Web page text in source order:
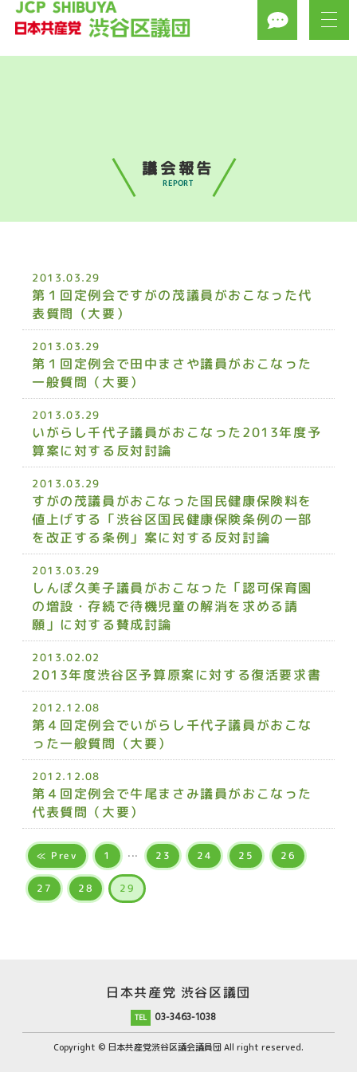
議会報告
REPORT
2013.03.29
第１回定例会ですがの茂議員がおこなった代
表質問（大要）
2013.03.29
第１回定例会で田中まさや議員がおこなった
一般質問（大要）
2013.03.29
いがらし千代子議員がおこなった2013年度予
算案に対する反対討論
2013.03.29
すがの茂議員がおこなった国民健康保険料を
値上げする「渋谷区国民健康保険条例の一部
を改正する条例」案に対する反対討論
2013.03.29
しんぽ久美子議員がおこなった「認可保育園
の増設・存続で待機児童の解消を求める請
願」に対する賛成討論
2013.02.02
2013年度渋谷区予算原案に対する復活要求書
2012.12.08
第４回定例会でいがらし千代子議員がおこな
った一般質問（大要）
2012.12.08
第４回定例会で牛尾まさみ議員がおこなった
代表質問（大要）
≪ Prev 1 ... 23 24 25 26
27 28 29
日本共産党 渋谷区議団
03-3463-1038
Copyright © 日本共産党渋谷区議会議員団 All right reserved.